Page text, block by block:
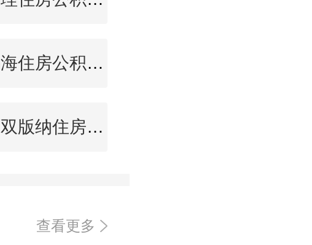
乌海住房公积金查询
西双版纳住房公积金查询
查看更多